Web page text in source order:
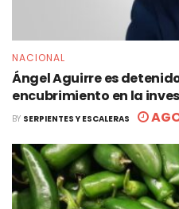
NACIONAL
Ángel Aguirre es
encubrimiento en la
BY SERPIENTES Y ESCALERAS